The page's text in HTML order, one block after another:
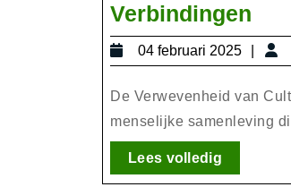
Verbindingen
van
en
04 februari 2025
04
De Verwevenheid van
menselijke samenleving
Lees volledigLees
volledig